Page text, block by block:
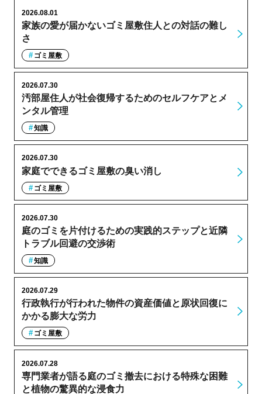
家族の愛が届かないゴミ屋敷住人との対話の難し
さ
2026.08.01
ゴミ屋敷
汚部屋住人が社会復帰するためのセルフケアとメ
ンタル管理
2026.07.30
知識
家庭でできるゴミ屋敷の臭い消し
2026.07.30
ゴミ屋敷
庭のゴミを片付けるための実践的ステップと近隣
トラブル回避の交渉術
2026.07.30
知識
行政執行が行われた物件の資産価値と原状回復に
かかる膨大な労力
2026.07.29
ゴミ屋敷
専門業者が語る庭のゴミ撤去における特殊な困難
と植物の驚異的な浸食力
2026.07.28